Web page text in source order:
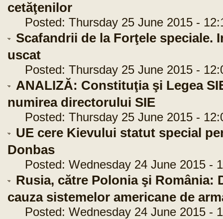
cetăţenilor
Posted: Thursday 25 June 2015 -
Scafandrii de la Forţele speciale.
uscat
Posted: Thursday 25 June 2015 -
ANALIZĂ: Constituţia şi Legea
numirea directorului SIE
Posted: Thursday 25 June 2015 -
UE cere Kievului statut special
Donbas
Posted: Wednesday 24 June 2015 -
Rusia, către Polonia şi România:
cauza sistemelor americane de
Posted: Wednesday 24 June 2015 -